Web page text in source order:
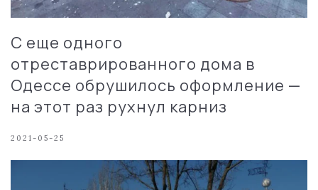
С еще одного
отреставрированного дома в
Одессе обрушилось оформление —
на этот раз рухнул карниз
2021-05-25